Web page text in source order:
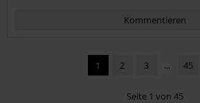
Kommentieren
1 2 3 ... 45
Seite 1 von 45